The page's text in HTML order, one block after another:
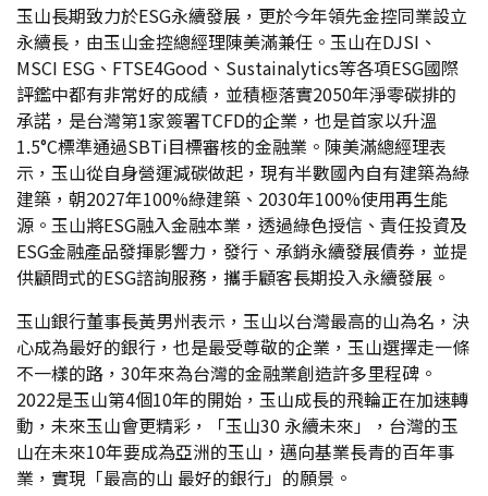
玉山長期致力於ESG永續發展，更於今年領先金控同業設立
永續長，由玉山金控總經理陳美滿兼任。玉山在DJSI、
MSCI ESG、FTSE4Good、Sustainalytics等各項ESG國際
評鑑中都有非常好的成績，並積極落實2050年淨零碳排的
承諾，是台灣第1家簽署TCFD的企業，也是首家以升溫
1.5°C標準通過SBTi目標審核的金融業。陳美滿總經理表
示，玉山從自身營運減碳做起，現有半數國內自有建築為綠
建築，朝2027年100%綠建築、2030年100%使用再生能
源。玉山將ESG融入金融本業，透過綠色授信、責任投資及
ESG金融產品發揮影響力，發行、承銷永續發展債券，並提
供顧問式的ESG諮詢服務，攜手顧客長期投入永續發展。
玉山銀行董事長黃男州表示，玉山以台灣最高的山為名，決
心成為最好的銀行，也是最受尊敬的企業，玉山選擇走一條
不一樣的路，30年來為台灣的金融業創造許多里程碑。
2022是玉山第4個10年的開始，玉山成長的飛輪正在加速轉
動，未來玉山會更精彩，「玉山30 永續未來」，台灣的玉
山在未來10年要成為亞洲的玉山，邁向基業長青的百年事
業，實現「最高的山 最好的銀行」的願景。